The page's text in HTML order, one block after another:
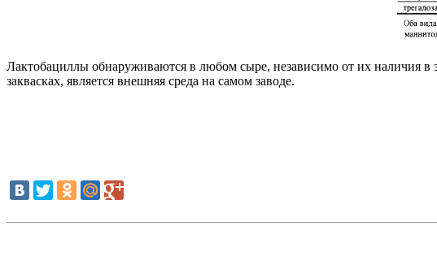
Лактобациллы обнаруживаются в любом сыре, независимо от их наличия
заквасках, является внешняя среда на самом заводе.